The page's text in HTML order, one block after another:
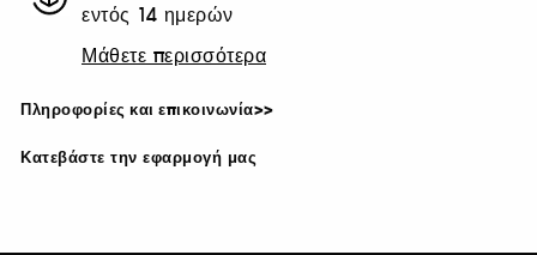
εντός 14 ημερών
Μάθετε περισσότερα
Πληροφορίες και επικοινωνία>>
Κατεβάστε την εφαρμογή μας